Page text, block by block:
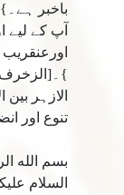
آپ كے
}۔[الزخرف:
الازہر
تنوع اور
بسم الله
السلام